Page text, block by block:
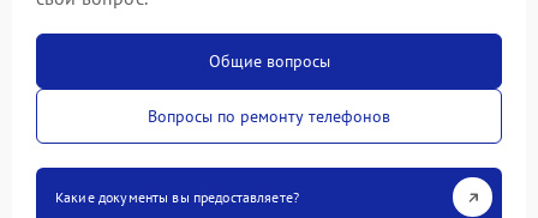
Общие вопросы
Вопросы по ремонту телефонов
Какие документы вы предоставляете?